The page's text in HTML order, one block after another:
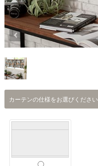
カーテンの仕様をお選びください